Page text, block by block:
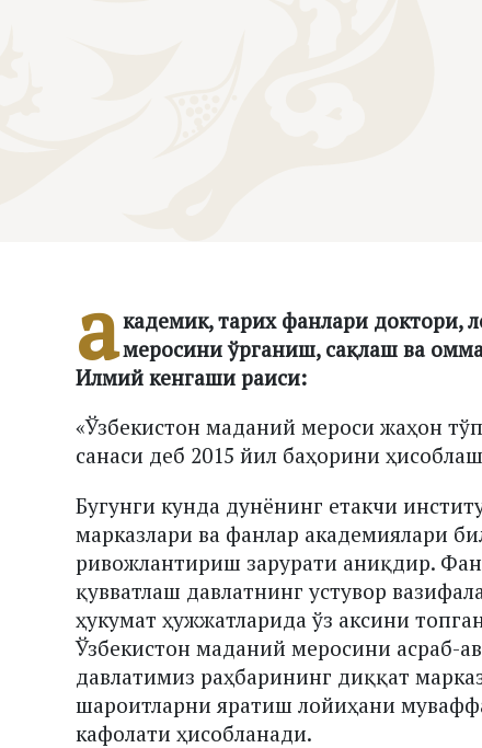
академик, тарих фанлари доктори,
меросини ўрганиш, сақлаш ва
Илмий кенгаши раиси:
«Ўзбекистон маданий мероси жаҳон
санаси деб 2015 йил баҳорини
Бугунги кунда дунёнинг етакчи
марказлари ва фанлар академиялари
ривожлантириш зарурати аниқдир.
қувватлаш давлатнинг устувор
ҳукумат ҳужжатларида ўз аксини
Ўзбекистон маданий меросини
давлатимиз раҳбарининг диққат
шароитларни яратиш лойиҳани
кафолати ҳисобланади.